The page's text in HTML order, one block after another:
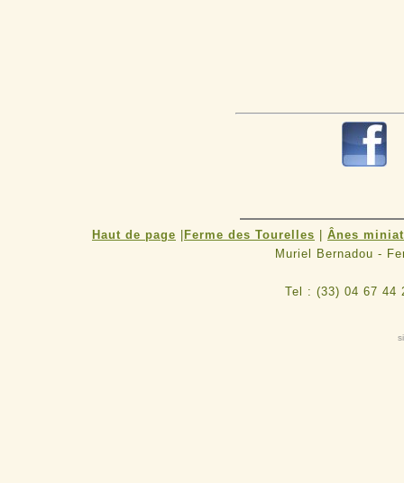
Haut de page Ferme des Tourelles
Ânes
Muriel Bernadou -
Tel : (33) 04 67 44